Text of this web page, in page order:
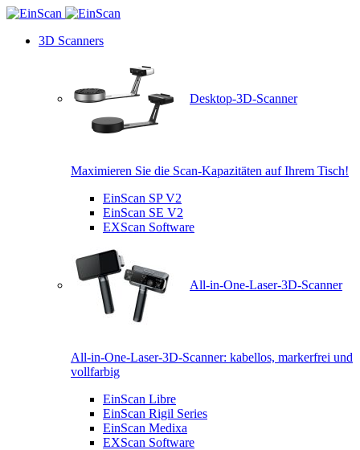
3D Scanners
Desktop-3D-Scanner
Maximieren Sie die Scan-Kapazitäten auf Ihrem Tisch!
EinScan SP V2
EinScan SE V2
EXScan Software
All-in-One-Laser-3D-Scanner
All-in-One-Laser-3D-Scanner: kabellos, markerfrei und
vollfarbig
EinScan Libre
EinScan Rigil Series
EinScan Medixa
EXScan Software